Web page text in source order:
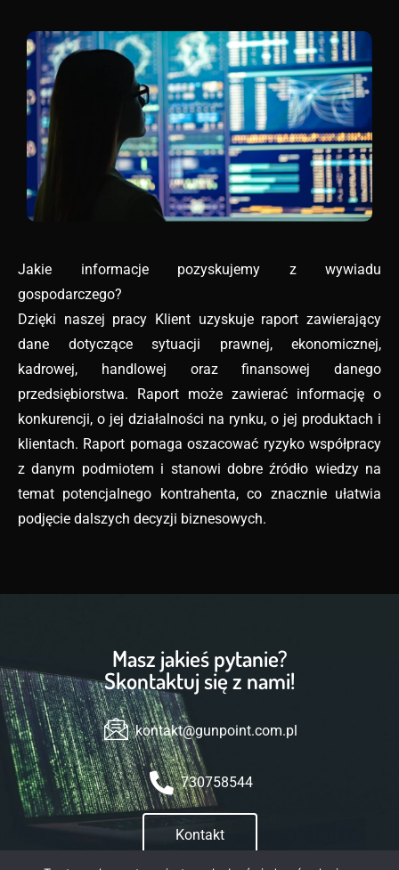
Jakie informacje pozyskujemy z wywiadu
gospodarczego?
Dzięki naszej pracy Klient uzyskuje raport zawierający
dane dotyczące sytuacji prawnej, ekonomicznej,
kadrowej, handlowej oraz finansowej danego
przedsiębiorstwa. Raport może zawierać informację o
konkurencji, o jej działalności na rynku, o jej produktach i
klientach. Raport pomaga oszacować ryzyko współpracy
z danym podmiotem i stanowi dobre źródło wiedzy na
temat potencjalnego kontrahenta, co znacznie ułatwia
podjęcie dalszych decyzji biznesowych.
Masz jakieś pytanie?
Skontaktuj się z nami!
kontakt@gunpoint.com.pl
730758544
Kontakt